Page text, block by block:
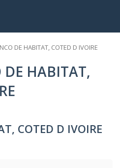
DE HABITAT, COTED D IVOIRE
HABITAT,
COTED D IVOIRE